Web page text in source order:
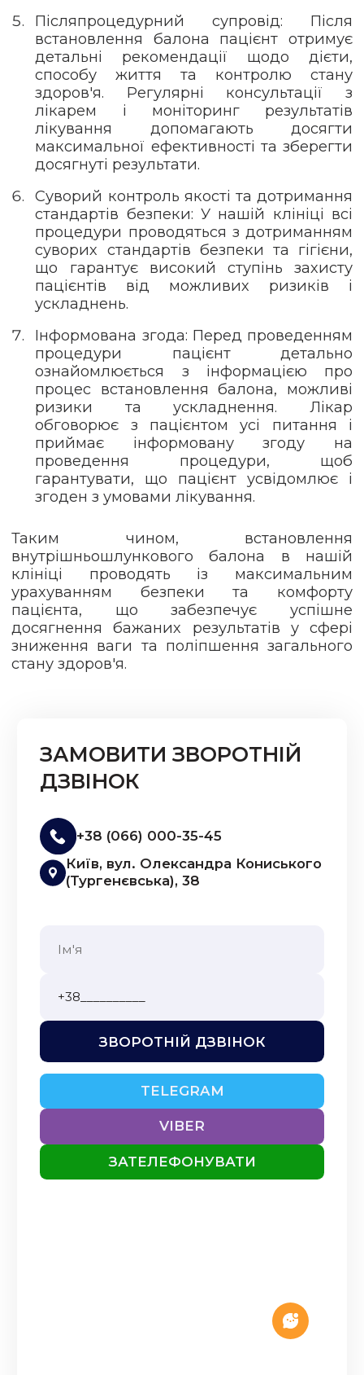
Післяпроцедурний супровід: Після
встановлення балона пацієнт отримує
детальні рекомендації щодо дієти,
способу життя та контролю стану
здоров'я. Регулярні консультації з
лікарем і моніторинг результатів
лікування допомагають досягти
максимальної ефективності та зберегти
досягнуті результати.
Суворий контроль якості та дотримання
стандартів безпеки: У нашій клініці всі
процедури проводяться з дотриманням
суворих стандартів безпеки та гігієни,
що гарантує високий ступінь захисту
пацієнтів від можливих ризиків і
ускладнень.
Інформована згода: Перед проведенням
процедури пацієнт детально
ознайомлюється з інформацією про
процес встановлення балона, можливі
ризики та ускладнення. Лікар
обговорює з пацієнтом усі питання і
приймає інформовану згоду на
проведення процедури, щоб
гарантувати, що пацієнт усвідомлює і
згоден з умовами лікування.
Таким чином, встановлення
внутрішньошлункового балона в нашій
клініці проводять із максимальним
урахуванням безпеки та комфорту
пацієнта, що забезпечує успішне
досягнення бажаних результатів у сфері
зниження ваги та поліпшення загального
стану здоров'я.
ЗАМОВИТИ ЗВОРОТНІЙ
ДЗВІНОК
+38 (066) 000-35-45
Київ, вул. Олександра Кониського
(Тургенєвська), 38
ЗВОРОТНІЙ ДЗВІНОК
TELEGRAM
VIBER
ЗАТЕЛЕФОНУВАТИ